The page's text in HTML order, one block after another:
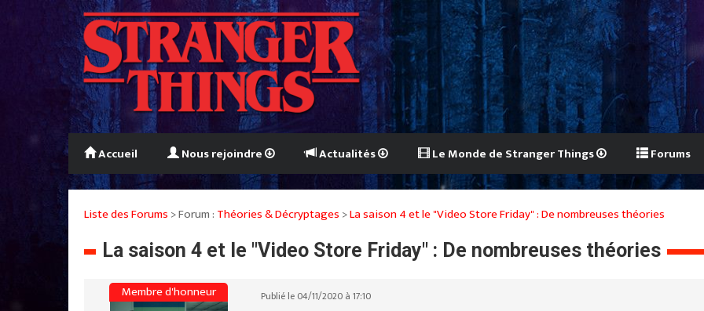
Accueil Nous rejoindre Actualités Le Monde de Stranger Things Forums
Liste des Forums > Forum : Théories & Décryptages >La saison 4 et le "Video Store Friday" : De nombreuses théories
La saison 4 et le "Video Store Friday" : De nombreuses théories
Membre d'honneur Publié le 04/11/2020 à 17:10